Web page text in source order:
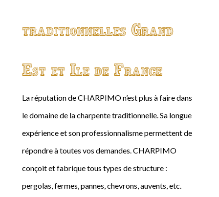
traditionnelles Grand
Est et Ile de France
La réputation de CHARPIMO n’est plus à faire dans
le domaine de la charpente traditionnelle. Sa longue
expérience et son professionnalisme permettent de
répondre à toutes vos demandes. CHARPIMO
conçoit et fabrique tous types de structure :
pergolas, fermes, pannes, chevrons, auvents, etc.